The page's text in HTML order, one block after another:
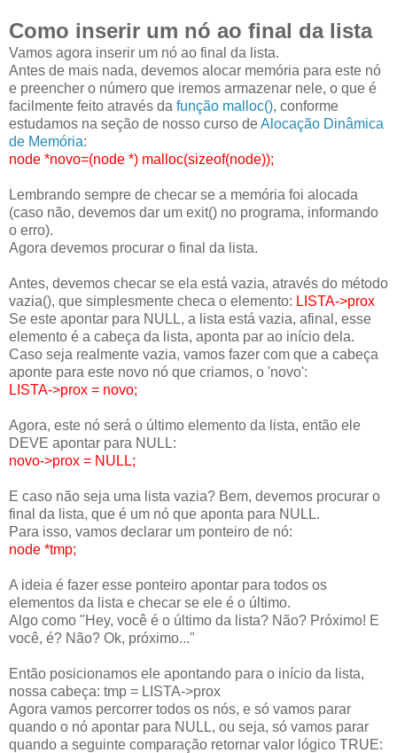
Como inserir um nó ao final da lista
Vamos agora inserir um nó ao final da lista.
Antes de mais nada, devemos alocar memória para este nó
e preencher o número que iremos armazenar nele, o que é
facilmente feito através da função malloc(), conforme
estudamos na seção de nosso curso deAlocação Dinâmica
de Memória:
node *novo=(node *) malloc(sizeof(node));
Lembrando sempre de checar se a memória foi alocada
(caso não, devemos dar um exit() no programa, informando
o erro).
Agora devemos procurar o final da lista.
Antes, devemos checar se ela está vazia, através do método
vazia(), que simplesmente checa o elemento: LISTA->prox
Se este apontar para NULL, a lista está vazia, afinal, esse
elemento é a cabeça da lista, aponta par ao início dela.
Caso seja realmente vazia, vamos fazer com que a cabeça
aponte para este novo nó que criamos, o 'novo':
LISTA->prox = novo;
Agora, este nó será o último elemento da lista, então ele
DEVE apontar para NULL:
novo->prox = NULL;
E caso não seja uma lista vazia? Bem, devemos procurar o
final da lista, que é um nó que aponta para NULL.
Para isso, vamos declarar um ponteiro de nó:
node *tmp;
A ideia é fazer esse ponteiro apontar para todos os
elementos da lista e checar se ele é o último.
Algo como "Hey, você é o último da lista? Não? Próximo! E
você, é? Não? Ok, próximo..."
Então posicionamos ele apontando para o início da lista,
nossa cabeça: tmp = LISTA->prox
Agora vamos percorrer todos os nós, e só vamos parar
quando o nó apontar para NULL, ou seja, só vamos parar
quando a seguinte comparação retornar valor lógico TRUE: